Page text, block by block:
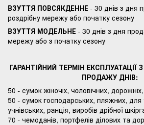
ВЗУТТЯ ПОВСЯКДЕННЕ - 30 днів з дня
роздрібну мережу або початку сезону
ВЗУТТЯ МОДЕЛЬНЕ - 30 днів з дня
мережу або з початку сезону
ГАРАНТІЙНИЙ ТЕРМІН ЕКСПЛУАТАЦІЇ
ПРОДАЖУ ДНІВ:
50 - сумок жіночіх, чоловічних,
50 - сумок господарських, пляжних, для
учнівських, ранція, виробів дрібної
70 - чемоданів, портфелів ділових та